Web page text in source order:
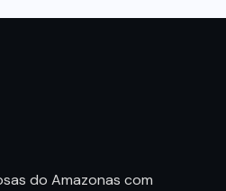
do Amazonas com